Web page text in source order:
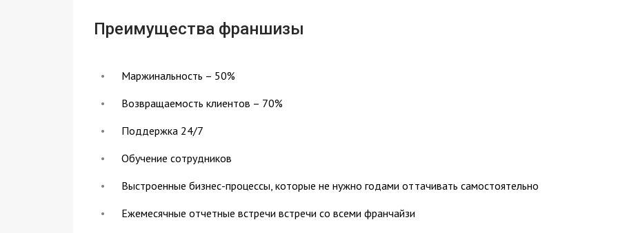
Преимущества франшизы
Маржинальность – 50%
Возвращаемость клиентов – 70%
Поддержка 24/7
Обучение сотрудников
Выстроенные бизнес-процессы, которые не нужно годами оттачивать самостоятельно
Ежемесячные отчетные встречи встречи со всеми франчайзи